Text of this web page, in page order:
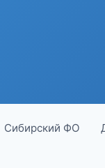
Сибирский ФО